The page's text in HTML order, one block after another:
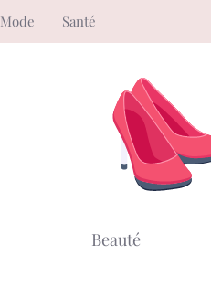
Mode Santé
Beauté